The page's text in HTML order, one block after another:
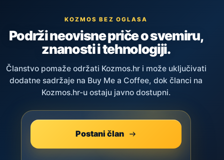
KOZMOS BEZ OGLASA
Podrži neovisne priče o svemiru,
znanosti i tehnologiji.
Članstvo pomaže održati Kozmos.hr i može uključivati
dodatne sadržaje na Buy Me a Coffee, dok članci na
Kozmos.hr-u ostaju javno dostupni.
Postani član